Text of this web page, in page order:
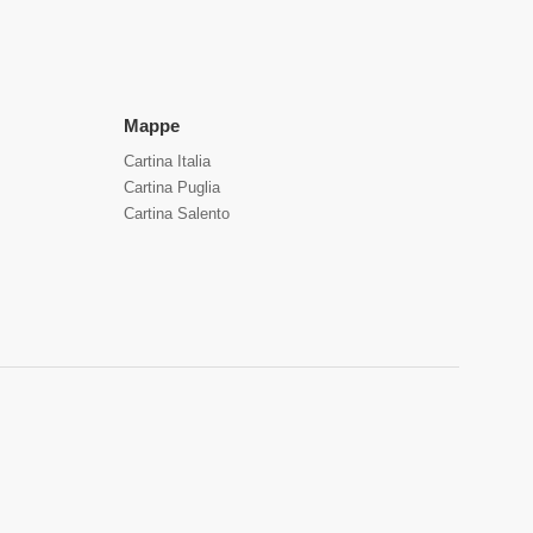
Mappe
Cartina Italia
Cartina Puglia
Cartina Salento